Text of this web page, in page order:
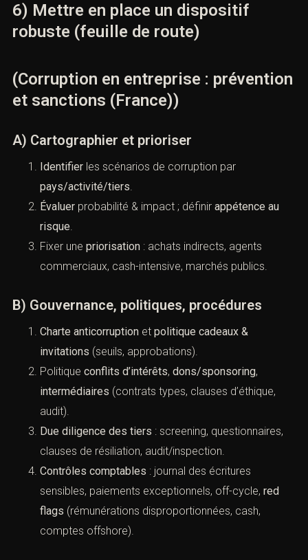
des responsabilités et des suites.
6) Mettre en place un dispositif
robuste (feuille de route)
(Corruption en entreprise :
prévention et sanctions (France))
A) Cartographier et prioriser
Identifier
pays/activité/tiers.
Évaluerprobabilité & impact ; définirappétence au
Fixer unepriorisation : achats indirects, agents
commerciaux, cash-intensive, marchés publics.
B) Gouvernance, politiques, procédures
Charte anticorruptionetpolitique cadeaux &
invitations
Politiqueconflits d’intérêts,dons/sponsoring,
intermédiaires(contrats types, clauses d’éthique,
audit).
Due diligence des tiers: screening, questionnaires,
clauses de résiliation, audit/inspection.
Contrôles comptables